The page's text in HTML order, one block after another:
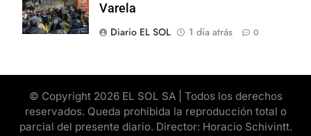
Varela
Diario EL SOL
1 día atrás 0
© Copyright 2026 EL SOL SA | Todos los derechos
reservados. Queda prohibida la reproducción total o
parcial del presente diario. Director: Horacio Schivintt.